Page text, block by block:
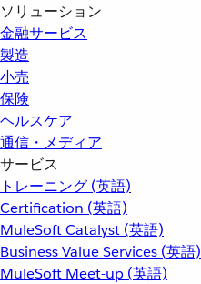
ソリューション
金融サービス
製造
小売
保険
ヘルスケア
通信・メディア
サービス
トレーニング (英語)
Certification (英語)
MuleSoft Catalyst (英語)
Business Value Services (英語)
MuleSoft Meet-up (英語)